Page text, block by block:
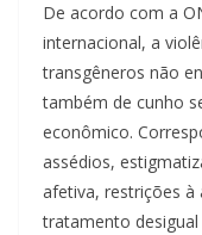
De acordo com a
internacional, a
transgêneros não
também de cunho
econômico.
assédios,
afetiva, restrições à
tratamento